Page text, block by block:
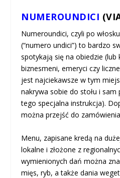
NUMEROUNDICI
Numeroundici, czyli po
(“numero undici”) to bardzo
spotykają się na obiedzie (lub
biznesmeni, emeryci czy
jest najciekawsze w tym
nakrywa sobie do stołu i
tego specjalna instrukcja).
można przejść do
Menu, zapisane kredą na
lokalne i złożone z
wymienionych dań można
mięs, ryb, a także dania